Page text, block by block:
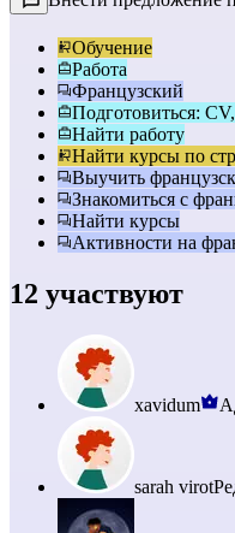
Обучение
Работа
Французский
Подготовиться:
Найти работу
Найти курсы по
Выучить
Знакомиться с
Найти курсы
Активности на
12 участвуют
xavidum
sarah virot